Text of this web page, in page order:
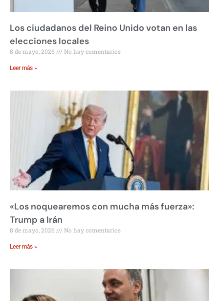
Los ciudadanos del Reino Unido votan en las
elecciones locales
8 de mayo, 2026 No hay comentarios
Leer más »
«Los noquearemos con mucha más fuerza»:
Trump a Irán
8 de mayo, 2026 No hay comentarios
Leer más »